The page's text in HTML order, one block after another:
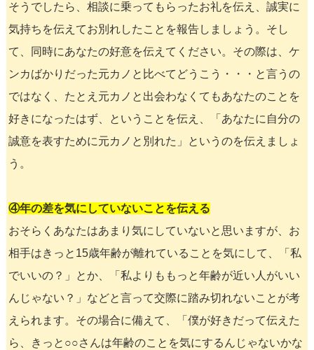
そうでしたら、相談に乗ってもらったお礼を伝え、誠実に
気持ちを伝えてお別れしたことを報告しましょう。そし
て、同時にあなたの好意を伝えてください。その際は、ケ
ンカばかりだった元カノと比べてどうこう・・・と言うの
ではなく、たとえ元カノと出会わなくてもあなたのことを
好きになったはず、ということを伝え、「あなたに自分の
誠意を表すために元カノと別れた」というのを伝えましょ
う。
④年の差を気にしていないことを伝える
おそらくあなたはあまり気にしていないと思いますが、お
相手はきっと15歳年齢が離れていることを気にして、「私
でいいの？」とか、「私よりももっと年齢が近い人がいい
んじゃない？」などと言って交際に踏み切れないことが考
えられます。その場合に備えて、「僕が好きだって伝えた
ら、きっと○○さんは年齢のことを気にするんじゃないかな